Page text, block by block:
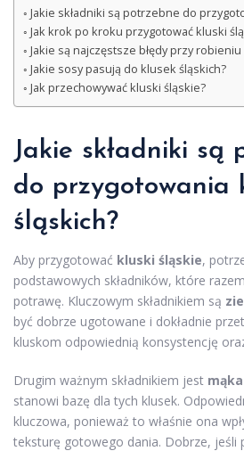
Jakie składniki są potrzebne do
Jak krok po kroku przygotować kluski
Jakie są najczęstsze błędy przy
Jakie sosy pasują do klusek śląskich?
Jak przechowywać kluski śląskie?
Jakie składniki są
do przygotowania
śląskich?
Aby przygotować kluski śląskie,
podstawowych składników, które
potrawę. Kluczowym składnikiem są
być dobrze ugotowane i dokładnie
kluskom odpowiednią konsystencję
Drugim ważnym składnikiem jest
stanowi bazę dla tych klusek.
kluczowa, ponieważ to właśnie ona
teksturę gotowego dania. Dobrze, jeśli